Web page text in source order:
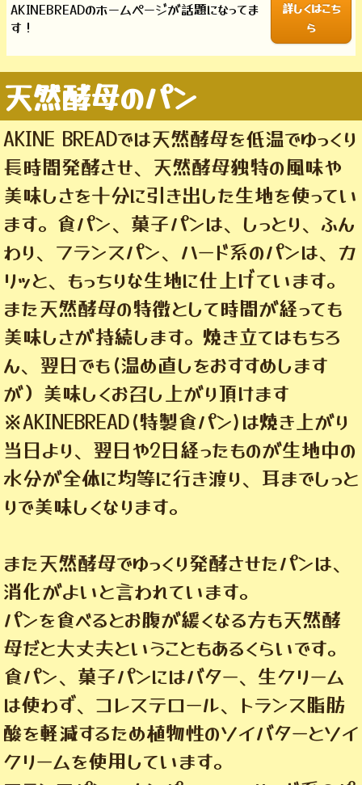
AKINEBREADのホームページが話題になってま
す！
詳しくはこち
ら
天然酵母のパン
AKINE BREADでは天然酵母を低温でゆっくり
長時間発酵させ、天然酵母独特の風味や
美味しさを十分に引き出した生地を使ってい
ます。食パン、菓子パンは、しっとり、ふん
わり、フランスパン、ハード系のパンは、カ
リッと、もっちりな生地に仕上げています。
また天然酵母の特徴として時間が経っても
美味しさが持続します。焼き立てはもちろ
ん、翌日でも(温め直しをおすすめします
が）美味しくお召し上がり頂けます
※AKINEBREAD(特製食パン)は焼き上がり
当日より、翌日や2日経ったものが生地中の
水分が全体に均等に行き渡り、耳までしっと
りで美味しくなります。
また天然酵母でゆっくり発酵させたパンは、
消化がよいと言われています。
パンを食べるとお腹が緩くなる方も天然酵
母だと大丈夫ということもあるくらいです。
食パン、菓子パンにはバター、生クリーム
は使わず、コレステロール、トランス脂肪
酸を軽減するため植物性のソイバターとソイ
クリームを使用しています。